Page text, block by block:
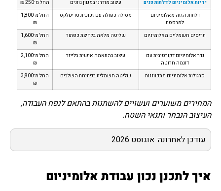
ידיות אלומיניום לדלתות פנים עיצוב מודרני במגוון גוונים
החל מ־250 ₪
דלתות הזזה מאלומיניום
למרפסת
מסילה כפולה עם זכוכית טריפלקס
החל מ־1,800
₪
תריסים חשמליים מאלומיניום
שליטה מלאה בלחיצת כפתור
החל מ־1,600
₪
גדר אלומיניום דקורטיבית עם
דוגמה חרוטה
עיצוב בהתאמה אישית בלייזר
החל מ־2,100
₪
פרגולות אלומיניום מתכווננות
שליטה חשמלית בפתיחת השלבים
החל מ־3,800
₪
המחירים משוערים ועשויים להשתנות בהתאם לנפח העבודה,
העיצוב הנבחר ותנאי השטח.
עודכן לאחרונה: אוגוסט 2026
איך לתכנן נכון עבודת אלומיניום